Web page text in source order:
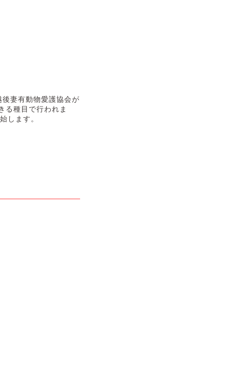
妻有動物愛護協会が
る種目で行われま
します。